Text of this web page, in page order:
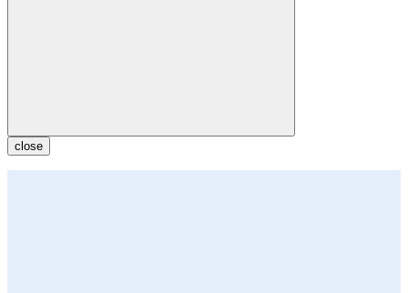
close